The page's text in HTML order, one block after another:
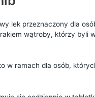
lek przeznaczony dla
wątroby, którzy byli
w ramach dla osób,